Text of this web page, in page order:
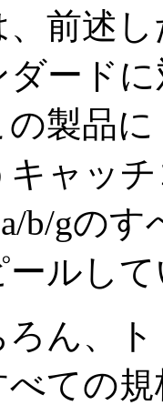
、前述
ダード
の製品
キャッ
b/gの
ールし
ん、ト
べての